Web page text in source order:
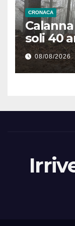
netto…
fatto?
CRONACA
soli 40
mentre
luogo
08/08/2026